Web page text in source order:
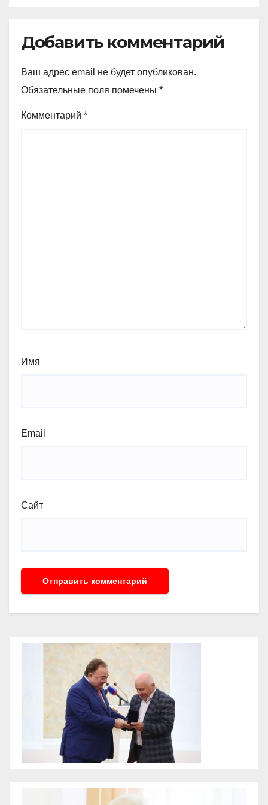
Добавить комментарий
Ваш адрес email не будет опубликован.
Обязательные поля помечены *
Комментарий *
Имя
Email
Сайт